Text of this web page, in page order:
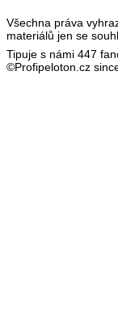
Všechna práva
materiálů jen se
Tipuje s námi 447
©Profipeloton.cz